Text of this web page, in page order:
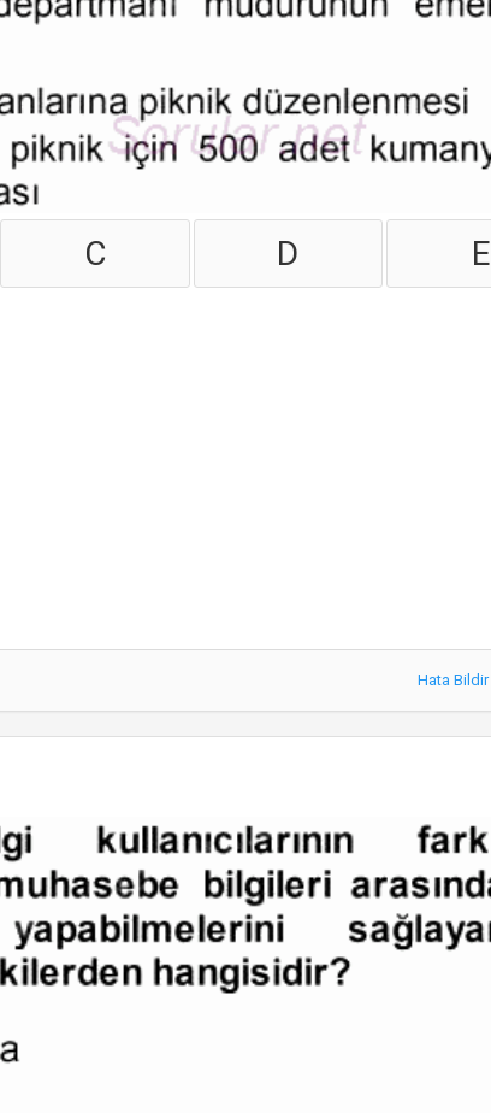
C D E
Hata Bildir